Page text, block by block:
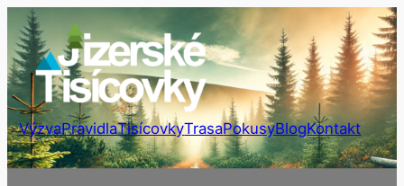
Přeskočit
na
obsah
VýzvaPravidlaTisícovkyTrasaPokusyBlogKontakt